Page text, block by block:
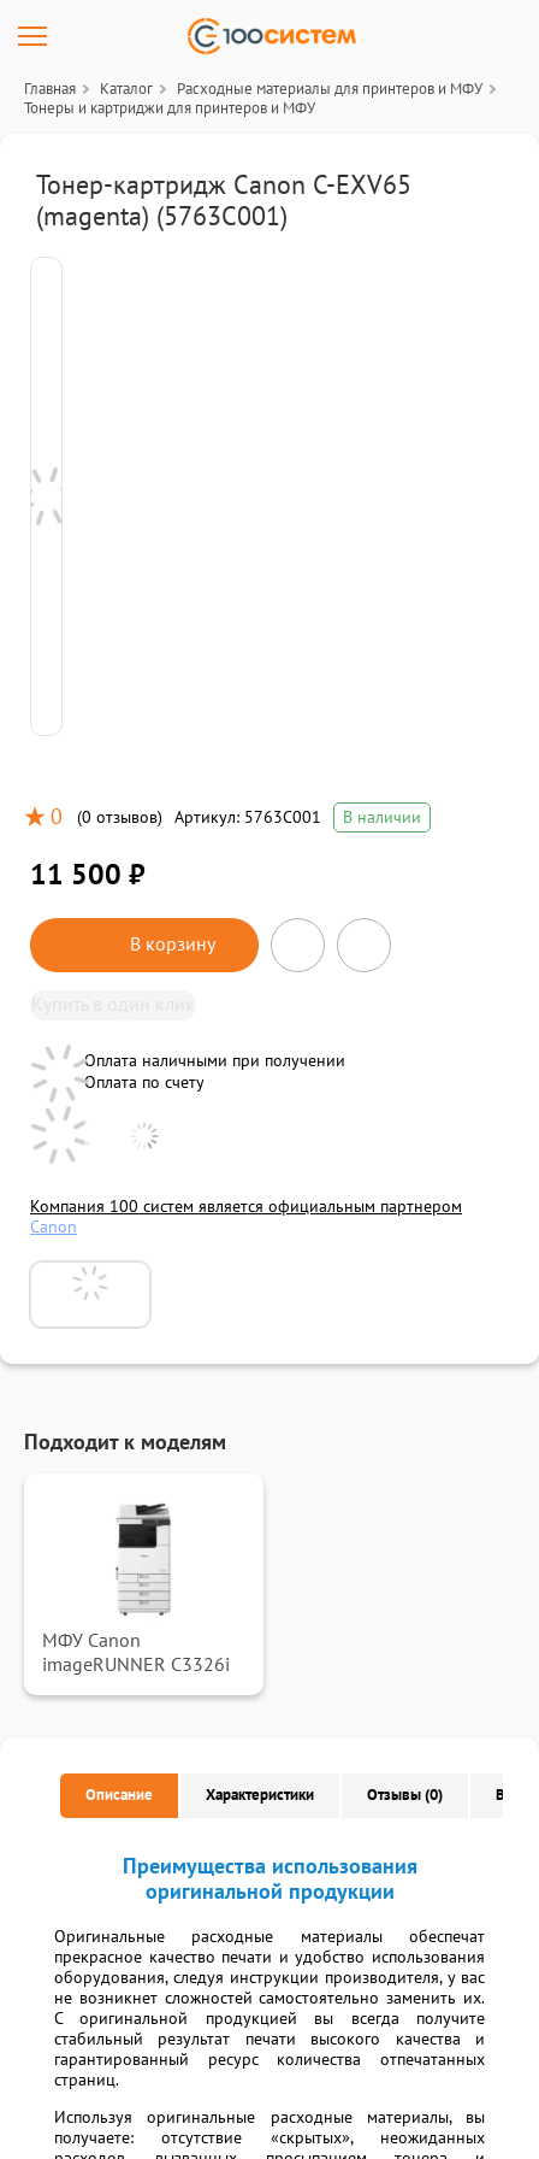
Главная Каталог
Расходные материалы для принтеров и МФУ
Тонеры и картриджи для принтеров и МФУ
Тонер-картридж Canon C-EXV65
(magenta) (5763C001)
0 (0 отзывов) Артикул: 5763C001 В наличии
11 500 ₽
В корзину
Оплата наличными при получении
Оплата по счету
Компания 100 систем является официальным партнером
Canon
Подходит к моделям
МФУ Canon
imageRUNNER C3326i
Описание Характеристики Отзывы (0)
Преимущества использования
оригинальной продукции
Оригинальные расходные материалы обеспечат
прекрасное качество печати и удобство использования
оборудования, следуя инструкции производителя, у вас
не возникнет сложностей самостоятельно заменить их.
С оригинальной продукцией вы всегда получите
стабильный результат печати высокого качества и
гарантированный ресурс количества отпечатанных
страниц.
Используя оригинальные расходные материалы, вы
получаете: отсутствие «скрытых», неожиданных